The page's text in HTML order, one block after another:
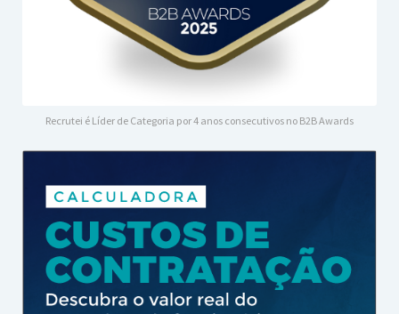
Recrutei é Líder de Categoria por 4 anos consecutivos no B2B Awards